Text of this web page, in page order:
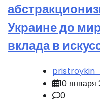
Украине до
вклада в
pristroykin_
10 января
0